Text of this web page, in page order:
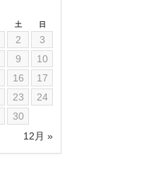
土 日
12月 »
2
3
9
10
16
17
23
24
30